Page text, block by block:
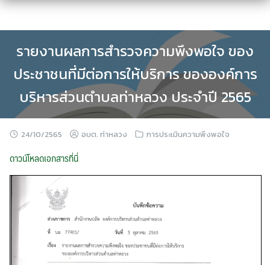
Skip
รายงานผลการสำรวจความพึงพอใจ ของ
ประชาชนที่มีต่อการให้บริการ ขององค์การ
บริหารส่วนตำบลท่าหลวง ประจำปี 2565
24/10/2565 อบต. ท่าหลวง การประเมินความพึงพอใจ
ดาวน์โหลดเอกสารที่นี่